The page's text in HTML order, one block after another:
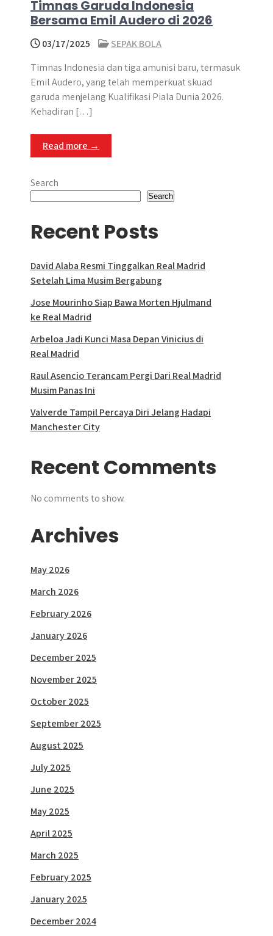
Timnas Garuda Indonesia
Bersama Emil Audero di 2026
03/17/2025
SEPAK BOLA
Timnas Indonesia dan tiga amunisi baru, termasuk
Emil Audero, yang telah memperkuat skuad
garuda menjelang Kualifikasi Piala Dunia 2026.
Kehadiran […]
Read more →
Search
Search
Recent Posts
David Alaba Resmi Tinggalkan Real Madrid
Setelah Lima Musim Bergabung
Jose Mourinho Siap Bawa Morten Hjulmand
ke Real Madrid
Arbeloa Jadi Kunci Masa Depan Vinicius di
Real Madrid
Raul Asencio Terancam Pergi Dari Real Madrid
Musim Panas Ini
Valverde Tampil Percaya Diri Jelang Hadapi
Manchester City
Recent Comments
No comments to show.
Archives
May 2026
March 2026
February 2026
January 2026
December 2025
November 2025
October 2025
September 2025
August 2025
July 2025
June 2025
May 2025
April 2025
March 2025
February 2025
January 2025
December 2024